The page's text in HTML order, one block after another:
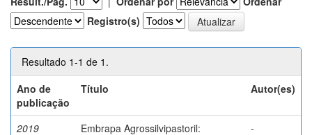
Registro(s)
Resultado 1-1 de 1.
Ano de
publicação
Título Autor(es)
2019
Embrapa Agrossilvipastoril:
-